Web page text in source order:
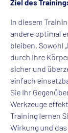
Ziel des
In diesem
andere optimal
bleiben. Sowohl
durch Ihre
sicher und
einfach
Sie Ihr
Werkzeuge
Training lernen
Wirkung und